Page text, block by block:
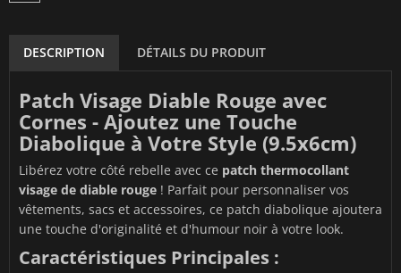
DESCRIPTION DÉTAILS DU PRODUIT
Patch Visage Diable Rouge avec
Cornes - Ajoutez une Touche
Diabolique à Votre Style (9.5x6cm)
Libérez votre côté rebelle avec ce patch thermocollant
visage de diable rouge ! Parfait pour personnaliser vos
vêtements, sacs et accessoires, ce patch diabolique ajoutera
une touche d'originalité et d'humour noir à votre look.
Caractéristiques Principales :